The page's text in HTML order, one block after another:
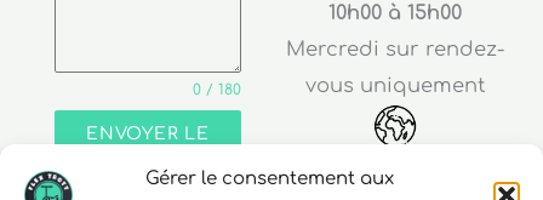
Gérer le consentement aux
0 / 180
ENVOYER LE
10h00 à 15h00
Mercredi sur rendez-
vous uniquement